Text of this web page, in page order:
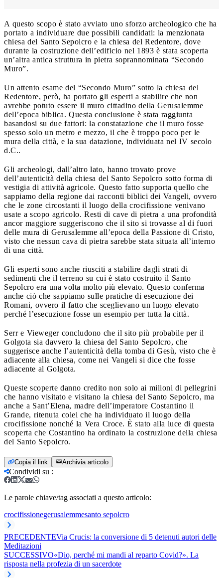
A questo scopo è stato avviato uno sforzo archeologico che ha
portato a individuare due possibili candidati: la menzionata
chiesa del Santo Sepolcro e la chiesa del Redentore, dove
durante la costruzione dell’edificio nel 1893 è stata scoperta
un’altra antica struttura in pietra soprannominata “Secondo
Muro”.
Un attento esame del “Secondo Muro” sotto la chiesa del
Redentore, però, ha portato gli esperti a stabilire che non
avrebbe potuto essere il muro cittadino della Gerusalemme
dell’epoca biblica. Questa conclusione è stata raggiunta
basandosi su due fattori: la constatazione che il muro fosse
spesso solo un metro e mezzo, il che è troppo poco per le
mura della città, e la sua datazione, individuata nel IV secolo
d.C..
Gli archeologi, dall’altro lato, hanno trovato prove
dell’autenticità della chiesa del Santo Sepolcro sotto forma di
vestigia di attività agricole. Questo fatto supporta quello che
sappiamo della regione dai racconti biblici dei Vangeli, ovvero
che le zone circostanti il luogo della crocifissione venivano
usate a scopo agricolo. Resti di cave di pietra a una profondità
ancor maggiore suggeriscono che il sito si trovasse al di fuori
delle mura di Gerusalemme all’epoca della Passione di Cristo,
visto che nessun cava di pietra sarebbe stata situata all’interno
di una città.
Gli esperti sono anche riusciti a stabilire dagli strati di
sedimenti che il terreno su cui è stato costruito il Santo
Sepolcro era una volta molto più elevato. Questo conferma
anche ciò che sappiamo sulle pratiche di esecuzione dei
Romani, ovvero il fatto che sceglievano un luogo elevato
perché l’esecuzione fosse un esempio per tutta la città.
Serr e Vieweger concludono che il sito più probabile per il
Golgota sia davvero la chiesa del Santo Sepolcro, che
suggerisce anche l’autenticità della tomba di Gesù, visto che è
adiacente alla chiesa, come nei Vangeli si dice che fosse
adiacente al Golgota.
Queste scoperte danno credito non solo ai milioni di pellegrini
che hanno visitato e visitano la chiesa del Santo Sepolcro, ma
anche a Sant’Elena, madre dell’imperatore Costantino il
Grande, ritenuta colei che ha individuato il luogo della
crocifissione nonché la Vera Croce. È stato alla luce di questa
scoperta che Costantino ha ordinato la costruzione della chiesa
del Santo Sepolcro.
Copia il link Archivia articolo
Condividi su :
Le parole chiave/tag associati a questo articolo:
crocifissionegerusalemmesanto sepolcro
PRECEDENTEVia Crucis: la conversione di 5 detenuti autori delle
Meditazioni
SUCCESSIVO«Dio, perché mi mandi al reparto Covid?». La
risposta nella profezia di un sacerdote